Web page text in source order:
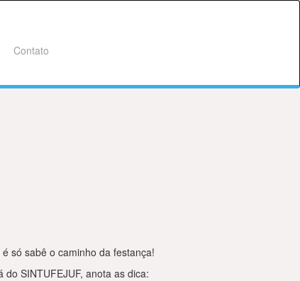
Contato
só sabê o caminho da festança!
SINTUFEJUF, anota as dica: